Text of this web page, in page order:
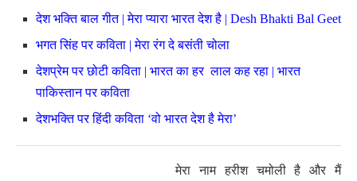
देश भक्ति बाल गीत | मेरा प्यारा भारत देश है | Desh Bhakti Bal Geet
भगत सिंह पर कविता | मेरा रंग दे बसंती चोला
देशप्रेम पर छोटी कविता | भारत का हर लाल कह रहा | भारत
पाकिस्तान पर कविता
देशभक्ति पर हिंदी कविता ‘वो भारत देश है मेरा’
मेरा नाम हरीश चमोली है और मैं